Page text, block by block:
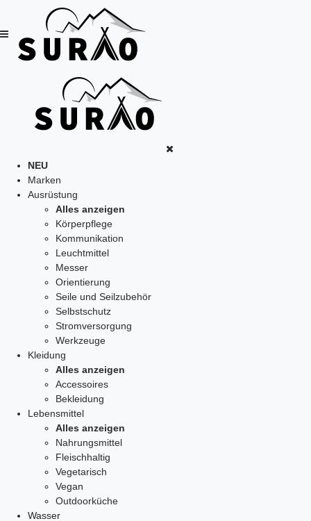
NEU
Marken
Ausrüstung
Alles anzeigen
Körperpflege
Kommunikation
Leuchtmittel
Messer
Orientierung
Seile und Seilzubehör
Selbstschutz
Stromversorgung
Werkzeuge
Kleidung
Alles anzeigen
Accessoires
Bekleidung
Lebensmittel
Alles anzeigen
Nahrungsmittel
Fleischhaltig
Vegetarisch
Vegan
Outdoorküche
Wasser